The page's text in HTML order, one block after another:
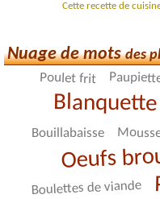
Cette recette de
Nuage de motsdes
Poulet frit
Blanquette
Bouillabaisse
Oeufs
Boulettes de viande